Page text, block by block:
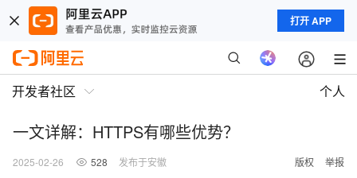
打开 APP
开发者社区 个人
一文详解：HTTPS有哪些优势？
2025-02-26 528 发布于安徽 版权 举报